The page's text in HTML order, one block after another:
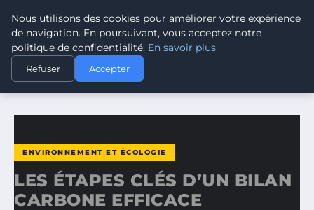
CLIMATE GUARDIAN
ACCUEIL
ENVIRONNEMENT ET ÉCOLOGIE
LES ÉTAPES CLÉS D’UN BILAN CARBONE EFFICACE
ENVIRONNEMENT ET ÉCOLOGIE
LES ÉTAPES CLÉS D’UN BILAN
CARBONE EFFICACE
Nous utilisons des cookies pour améliorer votre expérience
de navigation. En poursuivant, vous acceptez notre
politique de confidentialité. En savoir plus
Refuser Accepter